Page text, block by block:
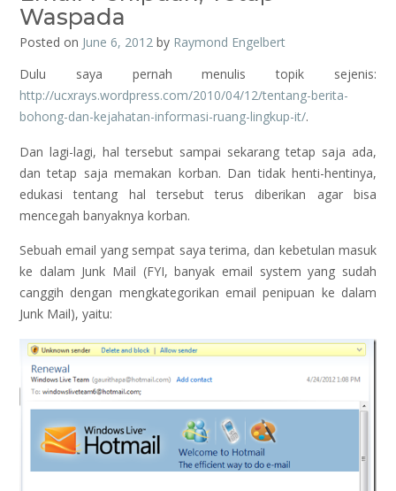
Waspada
Posted on June 6, 2012 by Raymond Engelbert
Dulu saya pernah menulis topik sejenis:
http://ucxrays.wordpress.com/2010/04/12/tentang-berita-
bohong-dan-kejahatan-informasi-ruang-lingkup-it/.
Dan lagi-lagi, hal tersebut sampai sekarang tetap saja ada,
dan tetap saja memakan korban. Dan tidak henti-hentinya,
edukasi tentang hal tersebut terus diberikan agar bisa
mencegah banyaknya korban.
Sebuah email yang sempat saya terima, dan kebetulan masuk
ke dalam Junk Mail (FYI, banyak email system yang sudah
canggih dengan mengkategorikan email penipuan ke dalam
Junk Mail), yaitu: